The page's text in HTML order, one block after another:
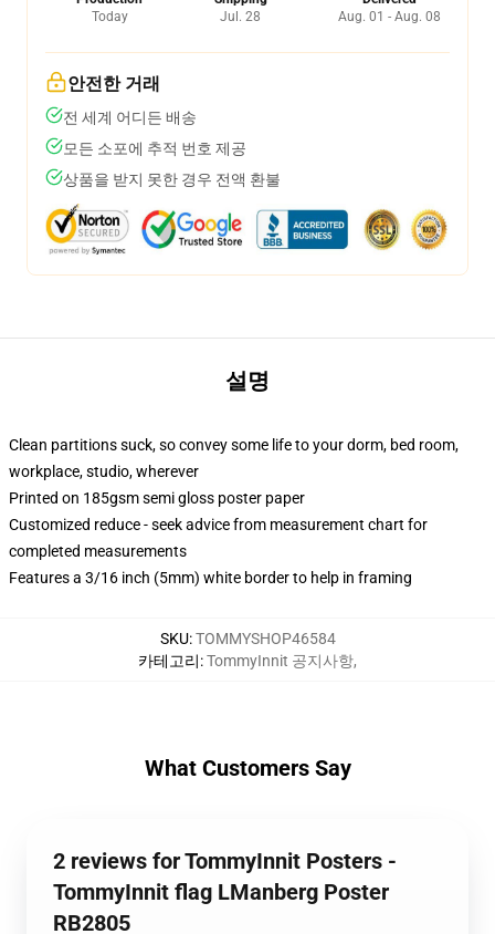
Today
Jul. 28
Aug. 01 - Aug. 08
안전한 거래
전 세계 어디든 배송
모든 소포에 추적 번호 제공
상품을 받지 못한 경우 전액 환불
설명
Clean partitions suck, so convey some life to your dorm, bed room,
workplace, studio, wherever
Printed on 185gsm semi gloss poster paper
Customized reduce - seek advice from measurement chart for
completed measurements
Features a 3/16 inch (5mm) white border to help in framing
SKU:TOMMYSHOP46584
카테고리:TommyInnit 공지사항,
What Customers Say
2 reviews for TommyInnit Posters -
TommyInnit flag LManberg Poster
RB2805